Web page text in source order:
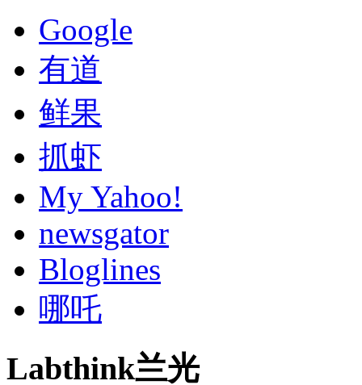
Google
有道
鲜果
抓虾
My Yahoo!
newsgator
Bloglines
哪吒
Labthink兰光